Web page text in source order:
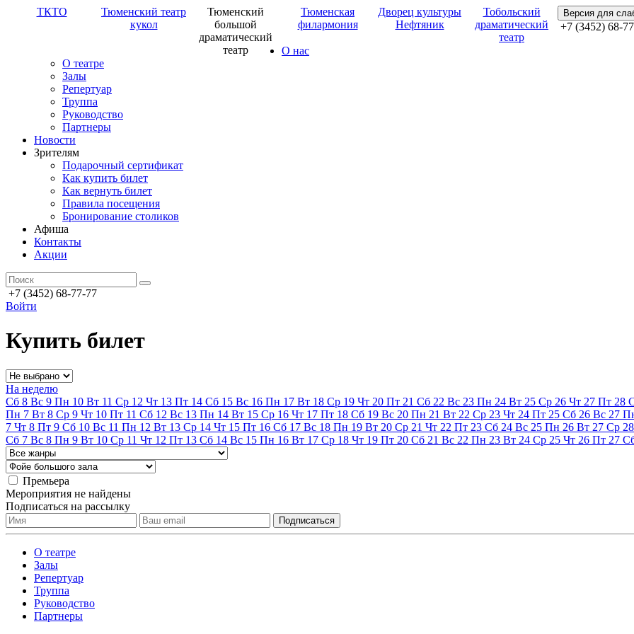
ТКТО
Тюменский театр
кукол
Тюменский
большой
драматический
театр
Тюменская
филармония
Дворец культуры
Нефтяник
Тобольский
драматический
театр
Версия для
+7 (3452) 68-
О нас
О театре
Залы
Репертуар
Труппа
Руководство
Партнеры
Новости
Зрителям
Подарочный сертификат
Как купить билет
Как вернуть билет
Правила посещения
Бронирование столиков
Афиша
Контакты
Акции
+7 (3452) 68-77-77
Войти
Купить билет
На неделю
Сб 8 Вс 9 Пн 10 Вт 11 Ср 12 Чт 13 Пт 14 Сб 15 Вс 16 Пн 17 Вт 18 Ср 19 Чт 20 Пт 21 Сб 22 Вс 23 Пн 24 Вт 25 Ср 26 Чт 27 Пт 28
Пн 7 Вт 8 Ср 9 Чт 10 Пт 11 Сб 12 Вс 13 Пн 14 Вт 15 Ср 16 Чт 17 Пт 18 Сб 19 Вс 20 Пн 21 Вт 22 Ср 23 Чт 24 Пт 25 Сб 26 Вс 27
7 Чт 8 Пт 9 Сб 10 Вс 11 Пн 12 Вт 13 Ср 14 Чт 15 Пт 16 Сб 17 Вс 18 Пн 19 Вт 20 Ср 21 Чт 22 Пт 23 Сб 24 Вс 25 Пн 26 Вт 27 Ср 28
Сб 7 Вс 8 Пн 9 Вт 10 Ср 11 Чт 12 Пт 13 Сб 14 Вс 15 Пн 16 Вт 17 Ср 18 Чт 19 Пт 20 Сб 21 Вс 22 Пн 23 Вт 24 Ср 25 Чт 26 Пт 27
Премьера
Мероприятия не найдены
Подписаться на рассылку
О театре
Залы
Репертуар
Труппа
Руководство
Партнеры